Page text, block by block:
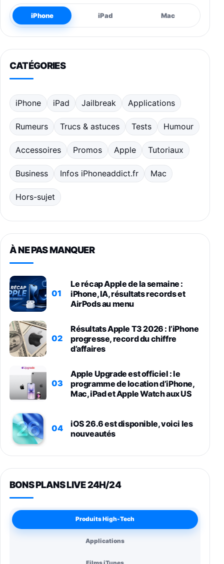
iPhone iPad Mac
CATÉGORIES
iPhone iPad Jailbreak Applications
Rumeurs Trucs & astuces Tests Humour
Accessoires Promos Apple Tutoriaux
Business Infos iPhoneaddict.fr Mac
Hors-sujet
À NE PAS MANQUER
01
Le récap Apple de la semaine :
iPhone, IA, résultats records et
AirPods au menu
02
Résultats Apple T3 2026 : l’iPhone
progresse, record du chiffre
d’affaires
03
Apple Upgrade est officiel : le
programme de location d’iPhone,
Mac, iPad et Apple Watch aux US
04
iOS 26.6 est disponible, voici les
nouveautés
BONS PLANS LIVE 24H/24
Produits High-Tech
Applications